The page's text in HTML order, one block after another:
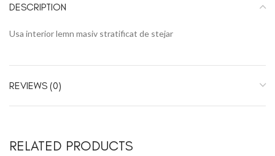
DESCRIPTION
Usa interior lemn masiv stratificat de stejar
REVIEWS (0)
RELATED PRODUCTS